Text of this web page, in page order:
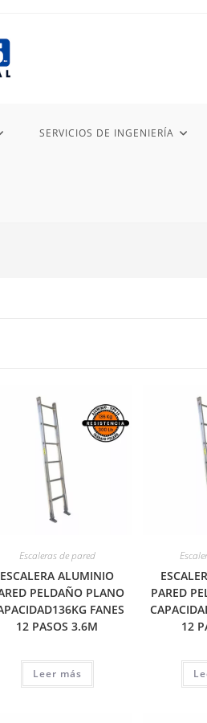
SERVICIOS DE INGENIERÍA
Escaleras de pared
ESCALERA ALUMINIO
PELDAÑO PLANO
FANES
12 PASOS 3.6M
Leer más
PARED
12